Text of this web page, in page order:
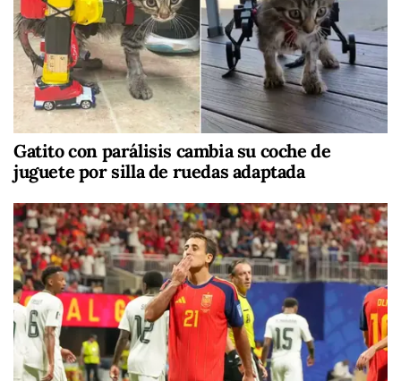
Gatito con parálisis cambia su coche de
juguete por silla de ruedas adaptada